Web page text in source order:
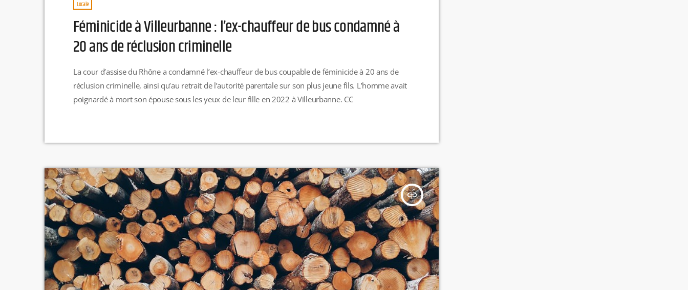
Locale
Féminicide à Villeurbanne : l’ex-chauffeur de bus condamné à
20 ans de réclusion criminelle
La cour d’assise du Rhône a condamné l’ex-chauffeur de bus coupable de féminicide à 20 ans de
réclusion criminelle, ainsi qu’au retrait de l’autorité parentale sur son plus jeune fils. L’homme avait
poignardé à mort son épouse sous les yeux de leur fille en 2022 à Villeurbanne. CC
insert_link